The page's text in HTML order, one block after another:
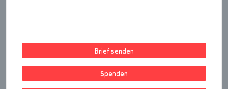
Brief senden
Spenden